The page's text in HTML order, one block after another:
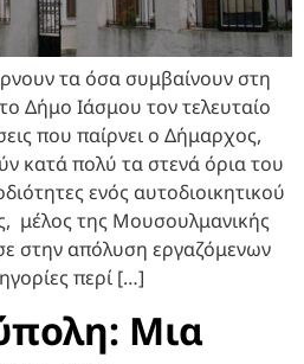
τα όσα συμβαίνουν στη
Δήμο Ιάσμου τον τελευταίο
που παίρνει ο Δήμαρχος,
κατά πολύ τα στενά όρια του
ενός αυτοδιοικητικού
μέλος της Μουσουλμανικής
στην απόλυση εργαζόμενων
περί […]
Μια